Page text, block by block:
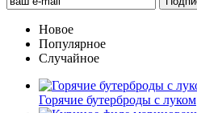
Новое
Популярное
Случайное
Горячие бутерброды с луком